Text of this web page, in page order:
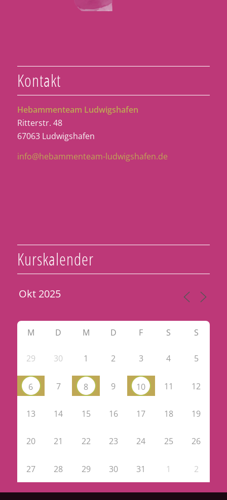
Kontakt
Hebammenteam Ludwigshafen
Ritterstr. 48
67063 Ludwigshafen
info@hebammenteam-ludwigshafen.de
Kurskalender
M D M D F S S
29 30 1 2 3 4 5
6 7 8 9 10 11 12
13 14 15 16 17 18 19
20 21 22 23 24 25 26
27 28 29 30 31 1 2